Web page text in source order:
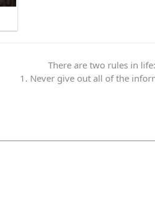
There are two rules in life:
1. Never give out all of the